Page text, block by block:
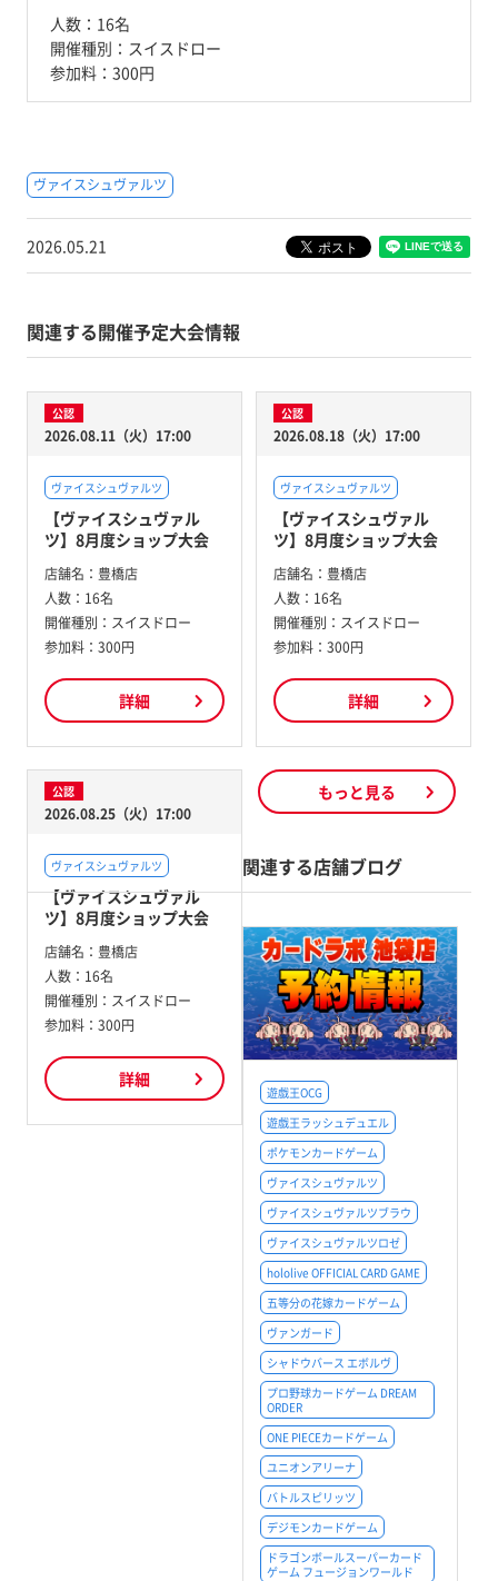
人数： 16名
開催種別： スイスドロー
参加料： 300円
ヴァイスシュヴァルツ
2026.05.21
関連する開催予定大会情報
公認
2026.08.11（火）17:00
ヴァイスシュヴァルツ
【ヴァイスシュヴァル
ツ】8月度ショップ大会
店舗名： 豊橋店
人数： 16名
開催種別： スイスドロー
参加料： 300円
詳細
公認
2026.08.18（火）17:00
ヴァイスシュヴァルツ
【ヴァイスシュヴァル
ツ】8月度ショップ大会
店舗名： 豊橋店
人数： 16名
開催種別： スイスドロー
参加料： 300円
詳細
公認
2026.08.25（火）17:00
ヴァイスシュヴァルツ
【ヴァイスシュヴァル
ツ】8月度ショップ大会
店舗名： 豊橋店
人数： 16名
開催種別： スイスドロー
参加料： 300円
詳細
もっと見る
関連する店舗ブログ
遊戯王OCG
遊戯王ラッシュデュエル
ポケモンカードゲーム
ヴァイスシュヴァルツ
ヴァイスシュヴァルツブラウ
ヴァイスシュヴァルツロゼ
hololive OFFICIAL CARD GAME
五等分の花嫁カードゲーム
ヴァンガード
シャドウバース エボルヴ
プロ野球カードゲーム DREAM
ORDER
ONE PIECEカードゲーム
ユニオンアリーナ
バトルスピリッツ
デジモンカードゲーム
ドラゴンボールスーパーカード
ゲーム フュージョンワールド